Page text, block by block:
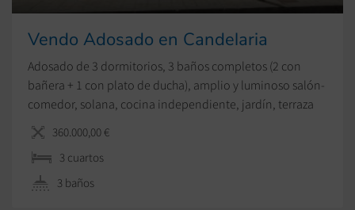
Vendo Adosado en Candelaria
Adosado de 3 dormitorios, 3 baños completos (2 con
bañera + 1 con plato de ducha), amplio y luminoso salón-
comedor, solana, cocina independiente, jardín, terraza
amplia, plaza de garaje amplia, piscina comunitaria.
360.000,00 €
3 сuartos
3 baños